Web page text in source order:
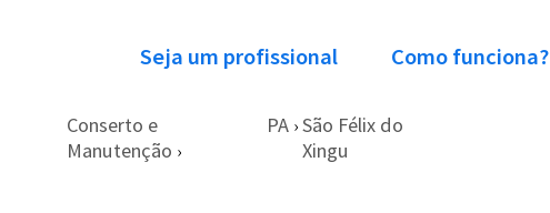
Seja um profissional Como funciona?
Conserto e
Manutenção ›
PA › São Félix do
Xingu